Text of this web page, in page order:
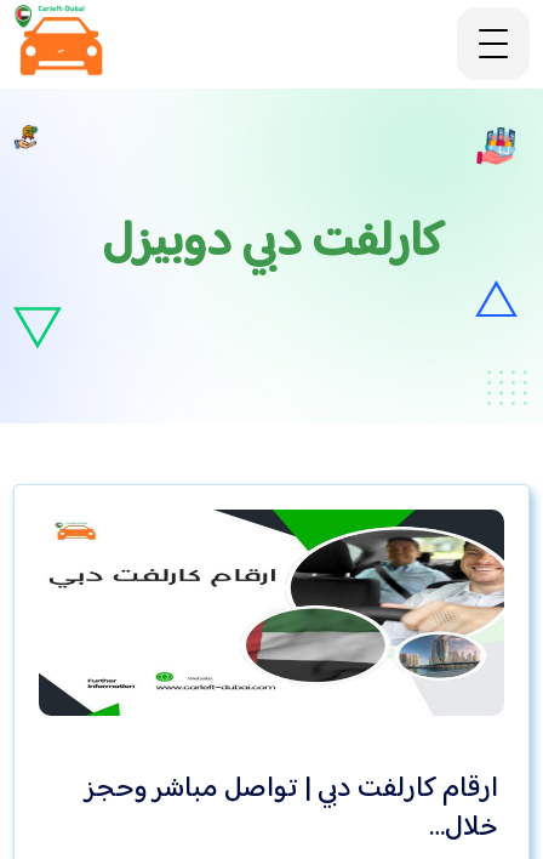
كارلفت دبي دوبيزل
ارقام كارلفت دبي | تواصل مباشر وحجز
خلال…